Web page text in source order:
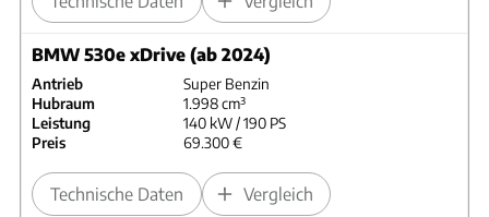
BMW 530e xDrive (ab 2024)
Antrieb
Super Benzin
Hubraum
1.998 cm³
Leistung
140 kW / 190 PS
Preis
69.300 €
Technische Daten Vergleich